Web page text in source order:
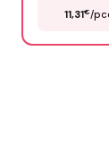
11,31€/